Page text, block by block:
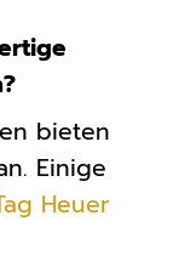
bieten
Einige
Heuer